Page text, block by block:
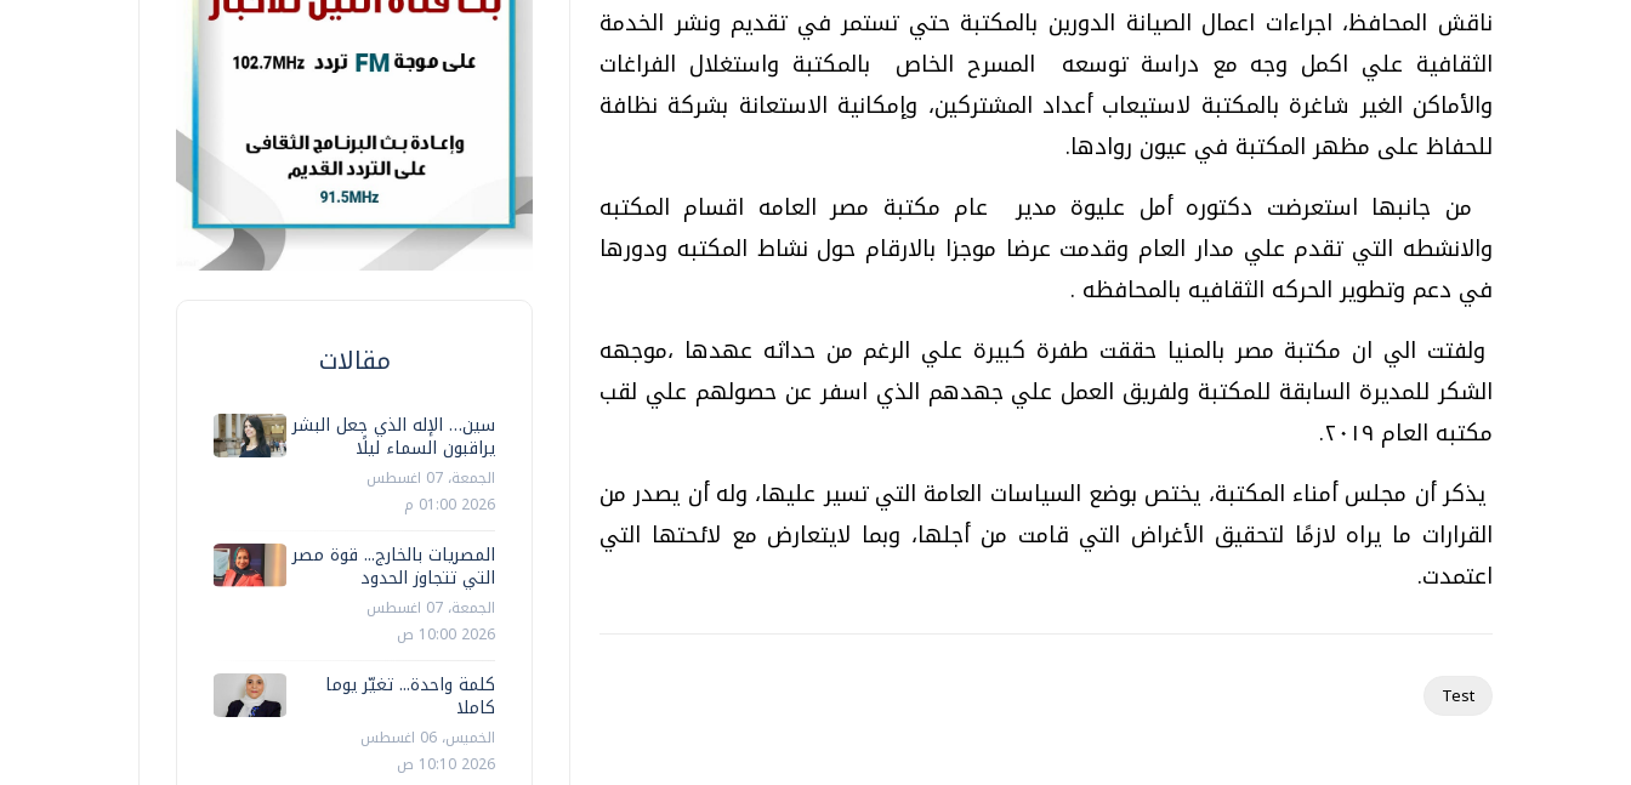
ناقش المحافظ، اجراءات اعمال الصيانة الدورين بالمكتبة حتي تستمر في تقديم ونشر الخدمة
الثقافية علي اكمل وجه مع دراسة توسعه المسرح الخاص بالمكتبة واستغلال الفراغات
والأماكن الغير شاغرة بالمكتبة لاستيعاب أعداد المشتركين، وإمكانية الاستعانة بشركة نظافة
للحفاظ على مظهر المكتبة في عيون روادها.
من جانبها استعرضت دكتوره أمل عليوة مدير عام مكتبة مصر العامه اقسام المكتبه
والانشطه التي تقدم علي مدار العام وقدمت عرضا موجزا بالارقام حول نشاط المكتبه ودورها
في دعم وتطوير الحركه الثقافيه بالمحافظه .
ولفتت الي ان مكتبة مصر بالمنيا حققت طفرة كبيرة علي الرغم من حداثه عهدها ،موجهه
الشكر للمديرة السابقة للمكتبة ولفريق العمل علي جهدهم الذي اسفر عن حصولهم علي لقب
مكتبه العام ٢٠١٩.
يذكر أن مجلس أمناء المكتبة، يختص بوضع السياسات العامة التي تسير عليها، وله أن يصدر من
القرارات ما يراه لازمًا لتحقيق الأغراض التي قامت من أجلها، وبما لايتعارض مع لائحتها التي
اعتمدت.
Test
مقالات
سين… الإله الذي جعل البشر
يراقبون السماء ليلًا
الجمعة، 07 اغسطس
2026 01:00 م
المصريات بالخارج... قوة مصر
التي تتجاوز الحدود
الجمعة، 07 اغسطس
2026 10:00 ص
كلمة واحدة... تغيّر يوما
كاملا
الخميس، 06 اغسطس
2026 10:10 ص